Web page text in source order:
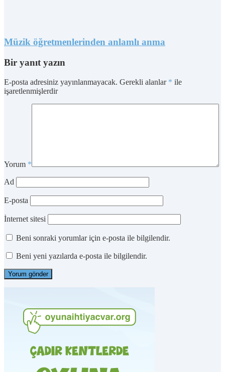
Müzik öğretmenlerinden anlamlı anma
Bir yanıt yazın
E-posta adresiniz yayınlanmayacak. Gerekli alanlar * ile
işaretlenmişlerdir
Yorum *
Ad
E-posta
İnternet sitesi
Beni sonraki yorumlar için e-posta ile bilgilendir.
Beni yeni yazılarda e-posta ile bilgilendir.